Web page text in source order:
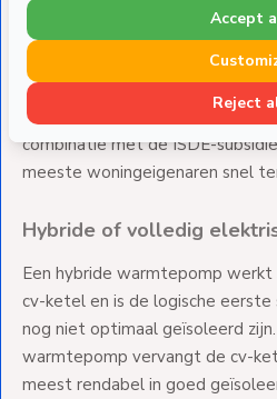
Een warmtepomp is de meest
woning te verwarmen zonder
onttrekken aan de buitenlucht
aanzienlijk minder energie dan
combinatie met de ISDE-
meeste woningeigenaren snel
Hybride of volledig
Een hybride warmtepomp
cv-ketel en is de logische
nog niet optimaal geïsoleerd
warmtepomp vervangt de cv-
meest rendabel in goed
Reject
Accept